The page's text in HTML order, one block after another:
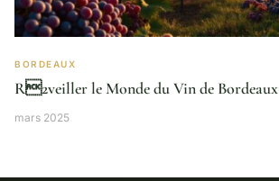
BORDEAUX
R2veiller le Monde du Vin de Bordeaux
mars 2025